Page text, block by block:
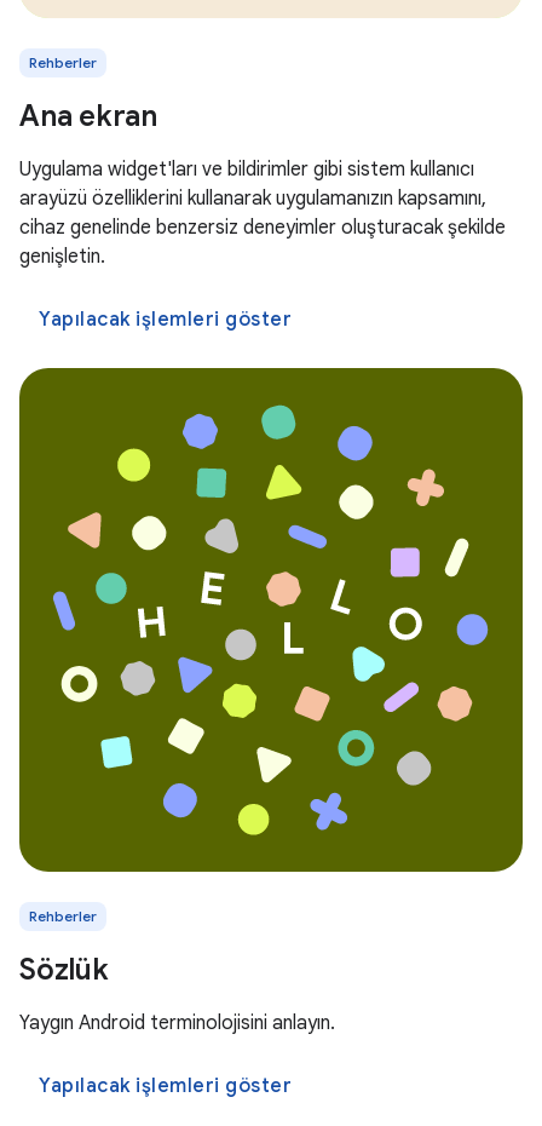
Rehberler
Ana ekran
Uygulama widget'ları ve bildirimler gibi sistem kullanıcı
arayüzü özelliklerini kullanarak uygulamanızın kapsamını,
cihaz genelinde benzersiz deneyimler oluşturacak şekilde
genişletin.
Yapılacak işlemleri göster
Rehberler
Sözlük
Yaygın Android terminolojisini anlayın.
Yapılacak işlemleri göster